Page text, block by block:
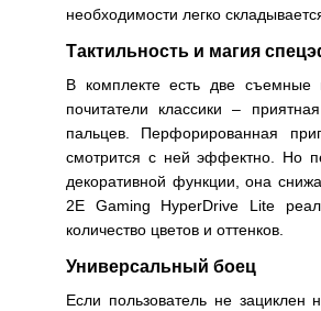
необходимости легко
Тактильность и магия
В комплекте есть две
почитатели классики –
пальцев. Перфорированная
смотрится с ней эффектно. Но
декоративной функции, она
2E Gaming HyperDrive Lite
количество цветов и оттенков.
Универсальный боец
Если пользователь не зациклен